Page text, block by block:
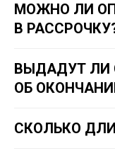
МОЖНО ЛИ
В
ВЫДАДУТ ЛИ
ОБ
СКОЛЬКО